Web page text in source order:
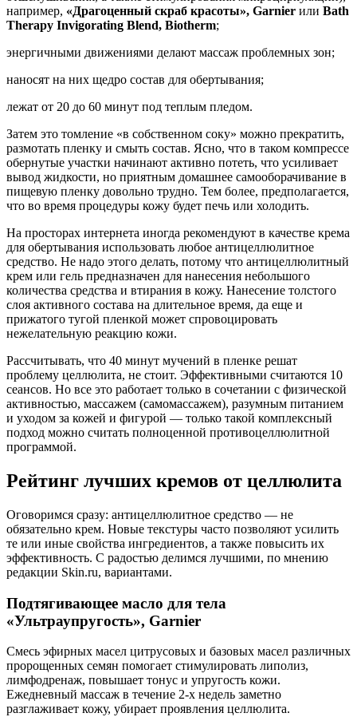
например, «Драгоценный скраб красоты», Garnier или Bath
Therapy Invigorating Blend, Biotherm;
энергичными движениями делают массаж проблемных зон;
наносят на них щедро состав для обертывания;
лежат от 20 до 60 минут под теплым пледом.
Затем это томление «в собственном соку» можно прекратить,
размотать пленку и смыть состав. Ясно, что в таком компрессе
обернутые участки начинают активно потеть, что усиливает
вывод жидкости, но приятным домашнее самооборачивание в
пищевую пленку довольно трудно. Тем более, предполагается,
что во время процедуры кожу будет печь или холодить.
На просторах интернета иногда рекомендуют в качестве крема
для обертывания использовать любое антицеллюлитное
средство. Не надо этого делать, потому что антицеллюлитный
крем или гель предназначен для нанесения небольшого
количества средства и втирания в кожу. Нанесение толстого
слоя активного состава на длительное время, да еще и
прижатого тугой пленкой может спровоцировать
нежелательную реакцию кожи.
Рассчитывать, что 40 минут мучений в пленке решат
проблему целлюлита, не стоит. Эффективными считаются 10
сеансов. Но все это работает только в сочетании с физической
активностью, массажем (самомассажем), разумным питанием
и уходом за кожей и фигурой — только такой комплексный
подход можно считать полноценной противоцеллюлитной
программой.
Рейтинг лучших кремов от целлюлита
Оговоримся сразу: антицеллюлитное средство — не
обязательно крем. Новые текстуры часто позволяют усилить
те или иные свойства ингредиентов, а также повысить их
эффективность. С радостью делимся лучшими, по мнению
редакции Skin.ru, вариантами.
Подтягивающее масло для тела
«Ультраупругость», Garnier
Смесь эфирных масел цитрусовых и базовых масел различных
пророщенных семян помогает стимулировать липолиз,
лимфодренаж, повышает тонус и упругость кожи.
Ежедневный массаж в течение 2-х недель заметно
разглаживает кожу, убирает проявления целлюлита.